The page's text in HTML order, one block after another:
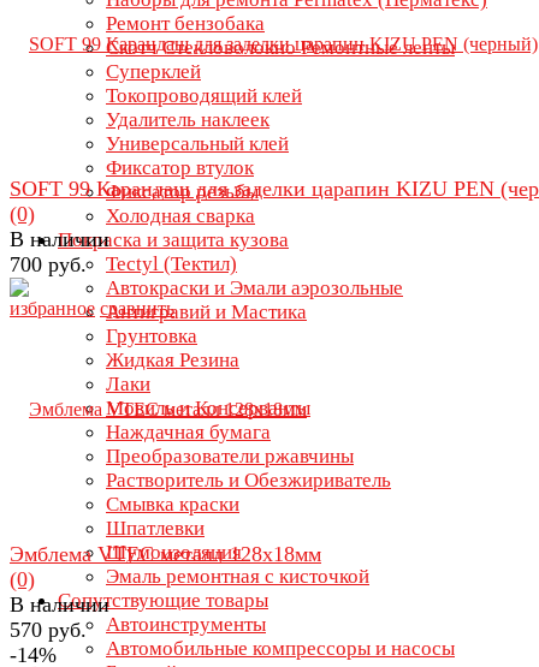
Ремонт бензобака
Скотч Стекловолокно Ремонтные ленты
Суперклей
Токопроводящий клей
Удалитель наклеек
Универсальный клей
Фиксатор втулок
Фиксатор резьбы
Холодная сварка
Покраска и защита кузова
Tectyl (Тектил)
Автокраски и Эмали аэрозольные
Антигравий и Мастика
Грунтовка
Жидкая Резина
Лаки
Мовиль и Консерванты
Наждачная бумага
Преобразователи ржавчины
Растворитель и Обезжириватель
Смывка краски
Шпатлевки
Шумоизоляция
Эмаль ремонтная с кисточкой
Сопутствующие товары
Автоинструменты
Автомобильные компрессоры и насосы
избранное сравнить
SOFT 99 Карандаш для заделки царапин KIZU PEN
(0)
В наличии
700 руб.
Эмблема VTEC металл 128х18мм
(0)
В наличии
570 руб.
-14%